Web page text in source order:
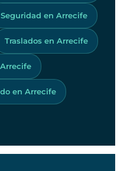
Seguridad en Arrecife
Traslados en Arrecife
en Arrecife